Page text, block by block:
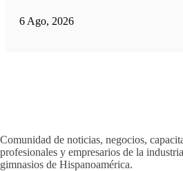
6 Ago, 2026
Comunidad de noticias, negocios,
profesionales y empresarios de la
gimnasios de Hispanoamérica.